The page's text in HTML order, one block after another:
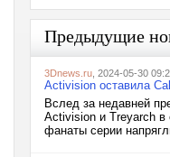
Предыдущие
3Dnews.ru , 2024-05-30
Activision оставила
Вслед за недавней
Activision и Treyarch в
фанаты серии